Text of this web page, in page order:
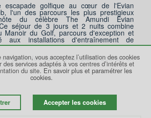
escapade golfique au cœur de l'Evian
l'un des parcours les plus prestigieux
du célèbre The Amundi Evian
séjour de 3 jours et 2 nuits combine
Manoir du Golf, parcours d'exception et
aux installations d'entraînement de
green fee sur le Champions Course, un
vous acceptez l’utilisation des cookies
des services adaptés à vos centres d’intérêts et
du site. En savoir plus et paramétrer les
cookies.
Accepter les cookies